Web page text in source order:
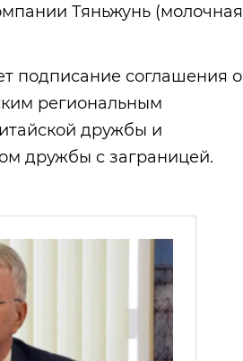
Тяньжунь (молочная
подписание соглашения о
региональным
дружбы и
дружбы с заграницей.